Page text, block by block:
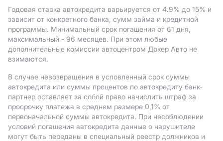
Годовая ставка автокредита варьируется от 4.9% до 15% и
зависит от конкретного банка, сумм займа и кредитной
программы. Минимальный срок погашения от 61 дня,
максимальный - 96 месяцев. При этом любые
дополнительные комиссии автоцентром Докер Авто не
взимаются.
В случае невозвращения в условленный срок суммы
автокредита или суммы процентов по автокредиту банк-
партнер оставляет за собой право начислить штраф за
просрочку платежа в среднем размере 0,1% от
первоначальной суммы автокредита. При несоблюдении
условий погашения автокредита данные о нарушителе
могут быть переданы в специальный реестр должников и